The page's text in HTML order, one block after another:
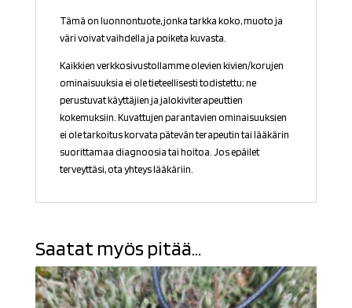
Tämä on luonnontuote, jonka tarkka koko, muoto ja
väri voivat vaihdella ja poiketa kuvasta.
Kaikkien verkkosivustollamme olevien kivien/korujen
ominaisuuksia ei ole tieteellisesti todistettu; ne
perustuvat käyttäjien ja jalokiviterapeuttien
kokemuksiin. Kuvattujen parantavien ominaisuuksien
ei ole tarkoitus korvata pätevän terapeutin tai lääkärin
suorittamaa diagnoosia tai hoitoa. Jos epäilet
terveyttäsi, ota yhteys lääkäriin.
Saatat myös pitää...